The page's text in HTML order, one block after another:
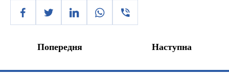
Попередня Наступна